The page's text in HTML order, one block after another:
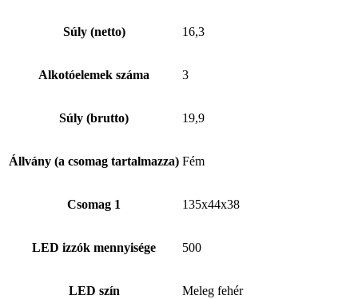
Súly (netto) 16,3
Alkotóelemek száma 3
Súly (brutto) 19,9
Állvány (a csomag tartalmazza) Fém
Csomag 1 135x44x38
LED izzók mennyisége 500
LED szín Meleg fehér